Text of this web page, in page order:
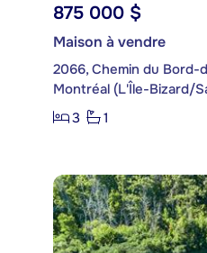
875 000 $
Maison à vendre
2066, Chemin du Bord-
Montréal (L'Île-Bizard/
3
1